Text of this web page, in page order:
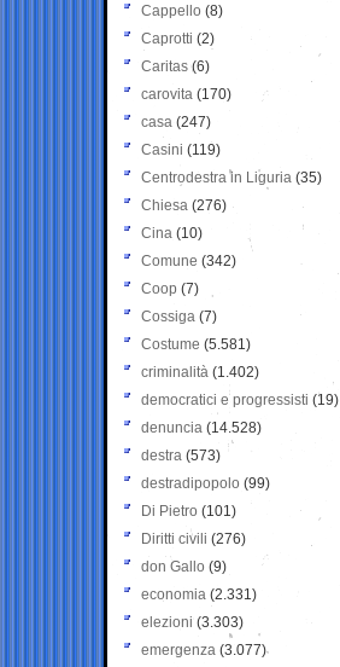
Cappello (8)
Caprotti (2)
Caritas (6)
carovita (170)
casa (247)
Casini (119)
Centrodestra in Liguria (35)
Chiesa (276)
Cina (10)
Comune (342)
Coop (7)
Cossiga (7)
Costume (5.581)
criminalità (1.402)
democratici e progressisti (19)
denuncia (14.528)
destra (573)
destradipopolo (99)
Di Pietro (101)
Diritti civili (276)
don Gallo (9)
economia (2.331)
elezioni (3.303)
emergenza (3.077)